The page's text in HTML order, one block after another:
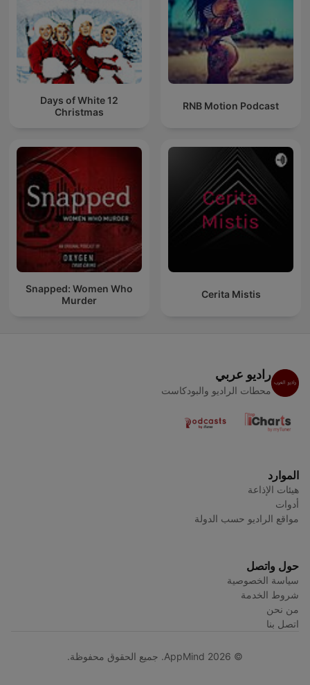
RNB Motion Podcast
12 Days of White
Christmas
Cerita Mistis
Snapped: Women Who
Murder
راديو عربي
محطات الراديو والبودكاست
الموارد
هيئات الإذاعة
أدوات
مواقع الراديو حسب الدولة
حول واتصل
سياسة الخصوصية
شروط الخدمة
من نحن
اتصل بنا
© AppMind 2026. جميع الحقوق محفوظة.